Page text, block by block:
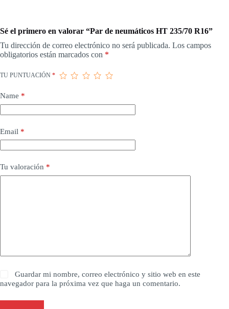
Sé el primero en valorar “Par de neumáticos HT 235/70 R16”
Tu dirección de correo electrónico no será publicada. Los campos
obligatorios están marcados con *
TU PUNTUACIÓN *
Name *
Email *
Tu valoración *
Guardar mi nombre, correo electrónico y sitio web en este
navegador para la próxima vez que haga un comentario.